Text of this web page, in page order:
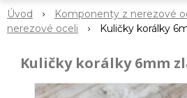
Úvod Komponenty z nerezové
nerezové oceli
Kuličky korálky
Kuličky korálky 6mm